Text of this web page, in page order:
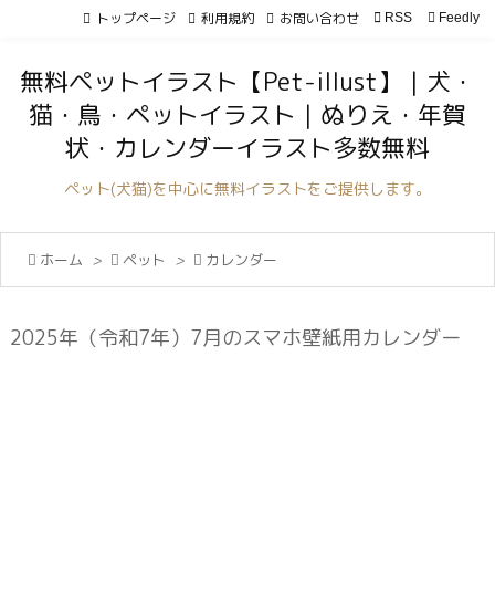


サイド

トップページ 利用規約 お問い合わせ  RSS Feedly
無料ペットイラスト【Pet-illust】｜犬・
猫・鳥・ペットイラスト｜ぬりえ・年賀
状・カレンダーイラスト多数無料
ペット(犬猫)を中心に無料イラストをご提供します。
 ホーム >  ペット >  カレンダー
2025年（令和7年）7月のスマホ壁紙用カレンダー